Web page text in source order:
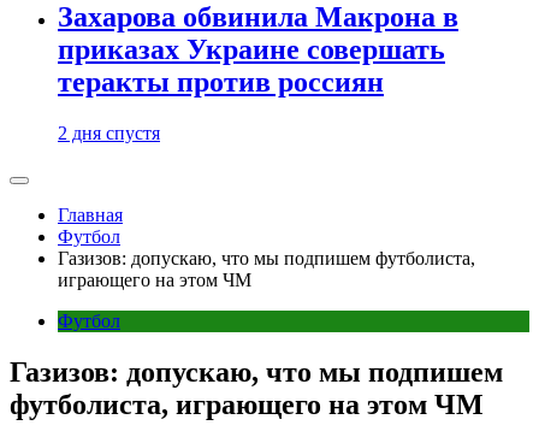
Захарова обвинила Макрона в
приказах Украине совершать
теракты против россиян
2 дня спустя
Главная
Футбол
Газизов: допускаю, что мы подпишем футболиста,
играющего на этом ЧМ
Футбол
Газизов: допускаю, что мы подпишем
футболиста, играющего на этом ЧМ